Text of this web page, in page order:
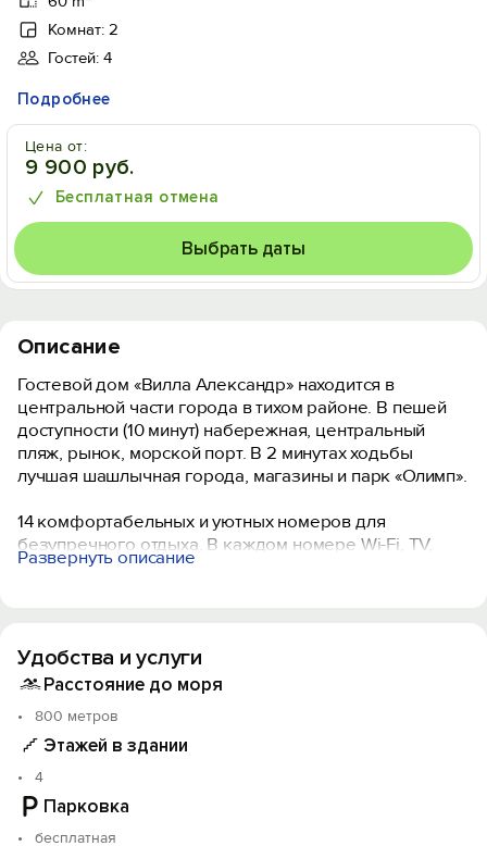
Комнат: 2
Гостей: 4
Подробнее
Цена от:
9 900 руб.
Бесплатная отмена
Выбрать даты
Описание
Гостевой дом «Вилла Александр» находится в
центральной части города в тихом районе. В пешей
доступности (10 минут) набережная, центральный
пляж, рынок, морской порт. В 2 минутах ходьбы
лучшая шашлычная города, магазины и парк «Олимп».
14 комфортабельных и уютных номеров для
безупречного отдыха. В каждом номере Wi-Fi, TV,
холодильник, сплит-система, мини-бар (доп. услуга),
море, горы и закаты. Наши номера свободные от
курения, зона для курения находится на территории
На территории имеется открытый подогреваемый
бассейн, детский бассейн, кухонная зона
оборудованная всем для приготовления пищи, лаунж
зона с барбекю, бесплатная парковка, детский батут,
мини-бар и кофемашина. Наш консьерж 24/7 будет
Развернуть описание
Удобства и услуги
Расстояние до моря
800 метров
Этажей в здании
4
Парковка
бесплатная